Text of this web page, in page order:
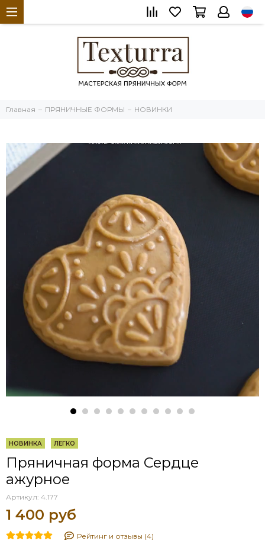
Главная ПРЯНИЧНЫЕ ФОРМЫ НОВИНКИ
НОВИНКА ЛЕГКО
Пряничная форма Сердце
ажурное
Артикул: 4.177
1 400 руб
Рейтинг и отзывы (4)